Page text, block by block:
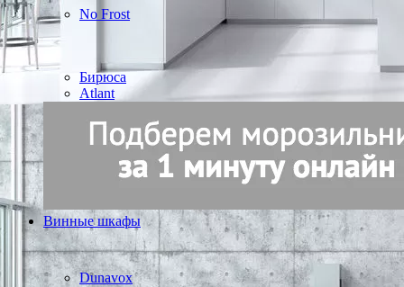
No Frost
Бирюса
Atlant
Винные шкафы
Dunavox